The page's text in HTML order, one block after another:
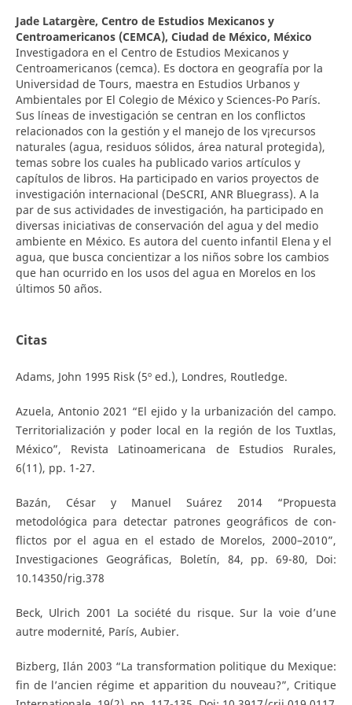
Jade Latargère, Centro de Estudios Mexicanos y
Centroamericanos (CEMCA), Ciudad de México, México
Investigadora en el Centro de Estudios Mexicanos y
Centroamericanos (cemca). Es doctora en geografía por la
Universidad de Tours, maestra en Estudios Urbanos y
Ambientales por El Colegio de México y Sciences-Po París.
Sus líneas de investigación se centran en los conflictos
relacionados con la gestión y el manejo de los v¡recursos
naturales (agua, residuos sólidos, área natural protegida),
temas sobre los cuales ha publicado varios artículos y
capítulos de libros. Ha participado en varios proyectos de
investigación internacional (DeSCRI, ANR Bluegrass). A la
par de sus actividades de investigación, ha participado en
diversas iniciativas de conservación del agua y del medio
ambiente en México. Es autora del cuento infantil Elena y el
agua, que busca concientizar a los niños sobre los cambios
que han ocurrido en los usos del agua en Morelos en los
últimos 50 años.
Citas
Adams, John 1995 Risk (5º ed.), Londres, Routledge.
Azuela, Antonio 2021 “El ejido y la urbanización del campo.
Territorialización y poder local en la región de los Tuxtlas,
México”, Revista Latinoamericana de Estudios Rurales,
6(11), pp. 1-27.
Bazán, César y Manuel Suárez 2014 “Propuesta
metodológica para detectar patrones geográficos de con-
flictos por el agua en el estado de Morelos, 2000–2010”,
Investigaciones Geográficas, Boletín, 84, pp. 69-80, Doi:
10.14350/rig.378
Beck, Ulrich 2001 La société du risque. Sur la voie d’une
autre modernité, París, Aubier.
Bizberg, Ilán 2003 “La transformation politique du Mexique:
fin de l’ancien régime et apparition du nouveau?”, Critique